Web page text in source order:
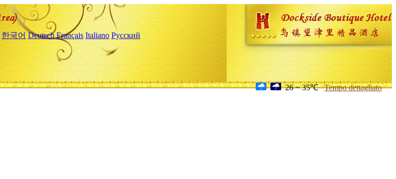
한국어 Deutsch Français Italiano Русский
26 ~ 35℃ Tempo dettagliato